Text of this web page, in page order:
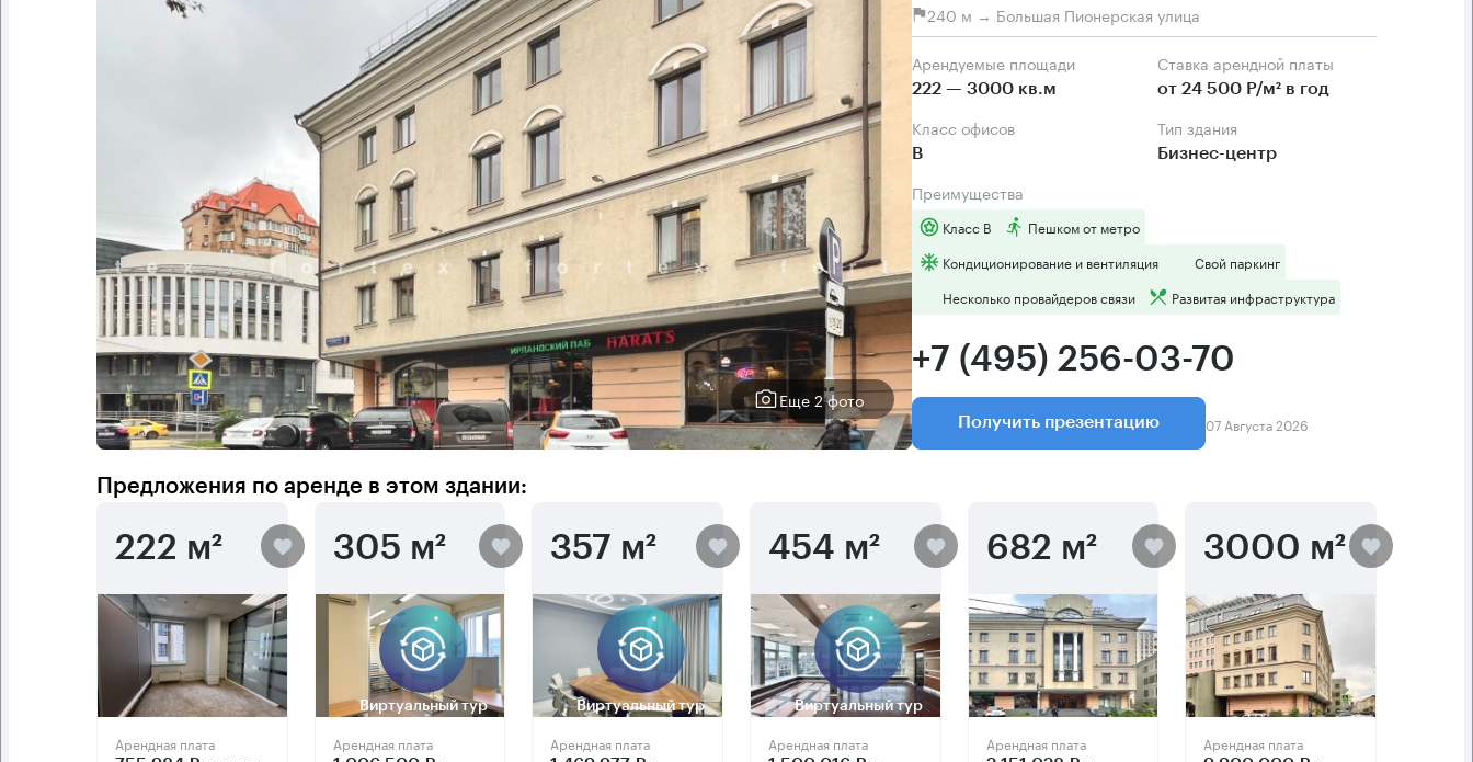
Еще 2 фото
240 м → Большая Пионерская улица
Арендуемые площади
222 — 3000 кв.м
Ставка арендной платы
от 24 500 Р/м² в год
Класс офисов
B
Тип здания
Бизнес-центр
Преимущества
Класс B
Пешком от метро
Кондиционирование и вентиляция
Свой паркинг
Несколько провайдеров связи
Развитая инфраструктура
+7 (495) 256-03-70
Получить презентацию 07 Августа 2026
Предложения по аренде в этом здании:
222 м²
Арендная плата
305 м²
Виртуальный тур
Арендная плата
357 м²
Виртуальный тур
Арендная плата
454 м²
Виртуальный тур
Арендная плата
682 м²
Арендная плата
3000 м²
Арендная плата